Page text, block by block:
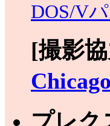
DOS/V
[撮影